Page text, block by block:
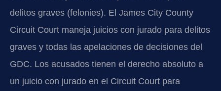
delitos graves (felonies). El James City County
Circuit Court maneja juicios con jurado para delitos
graves y todas las apelaciones de decisiones del
GDC. Los acusados tienen el derecho absoluto a
un juicio con jurado en el Circuit Court para